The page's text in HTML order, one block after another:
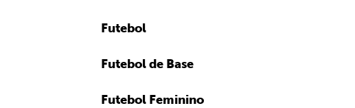
Futebol
Futebol de Base
Futebol Feminino